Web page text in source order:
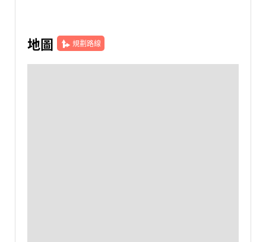
地圖 規劃路線